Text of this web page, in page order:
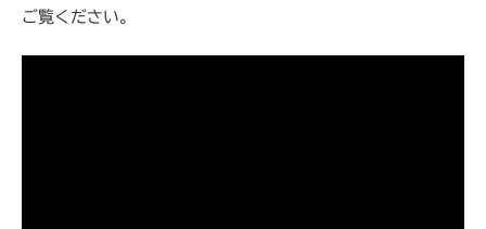
ご覧ください。